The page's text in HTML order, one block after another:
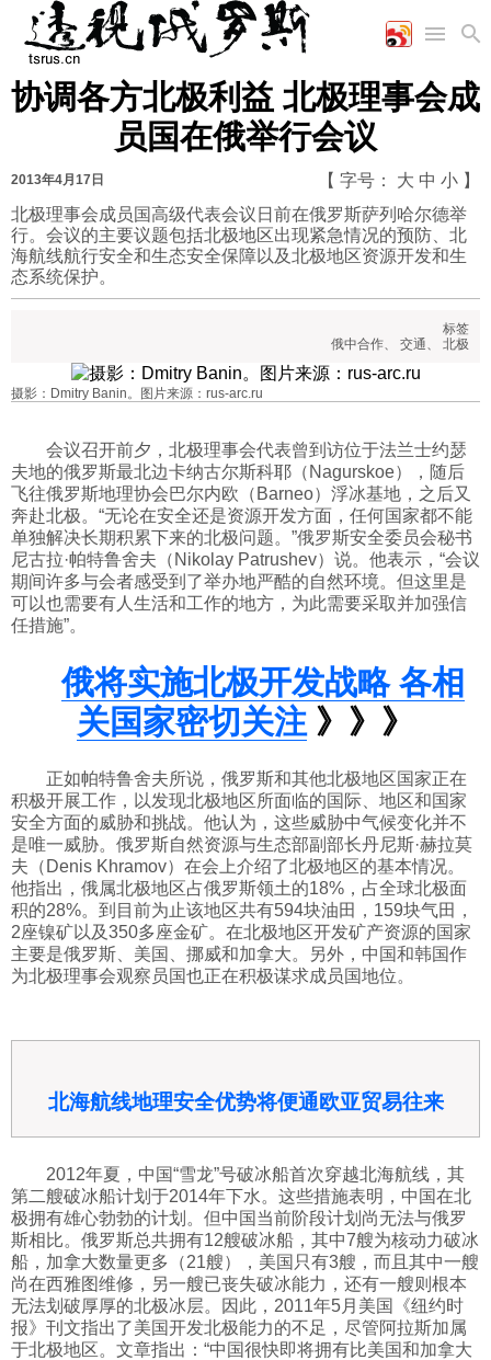
首页
国际
时政
陆军
军事合作
评论
经济
工业
能源
农业
科技
社会
美食
娱乐
体育
旅游
视听
高清图片
漫画
视频
图表
协调各方北极利益 北极理事会成
员国在俄举行会议
2013年4月17日 【 字号： 大 中 小 】
北极理事会成员国高级代表会议日前在俄罗斯萨列哈尔德举
行。会议的主要议题包括北极地区出现紧急情况的预防、北
海航线航行安全和生态安全保障以及北极地区资源开发和生
态系统保护。
标签
俄中合作、 交通、 北极
摄影：Dmitry Banin。图片来源：rus-arc.ru
会议召开前夕，北极理事会代表曾到访位于法兰士约瑟
夫地的俄罗斯最北边卡纳古尔斯科耶（Nagurskoe），随后
飞往俄罗斯地理协会巴尔内欧（Barneo）浮冰基地，之后又
奔赴北极。“无论在安全还是资源开发方面，任何国家都不能
单独解决长期积累下来的北极问题。”俄罗斯安全委员会秘书
尼古拉·帕特鲁舍夫（Nikolay Patrushev）说。他表示，“会议
期间许多与会者感受到了举办地严酷的自然环境。但这里是
可以也需要有人生活和工作的地方，为此需要采取并加强信
任措施”。
俄将实施北极开发战略 各相
关国家密切关注 》》》
正如帕特鲁舍夫所说，俄罗斯和其他北极地区国家正在
积极开展工作，以发现北极地区所面临的国际、地区和国家
安全方面的威胁和挑战。他认为，这些威胁中气候变化并不
是唯一威胁。俄罗斯自然资源与生态部副部长丹尼斯·赫拉莫
夫（Denis Khramov）在会上介绍了北极地区的基本情况。
他指出，俄属北极地区占俄罗斯领土的18%，占全球北极面
积的28%。到目前为止该地区共有594块油田，159块气田，
2座镍矿以及350多座金矿。在北极地区开发矿产资源的国家
主要是俄罗斯、美国、挪威和加拿大。另外，中国和韩国作
为北极理事会观察员国也正在积极谋求成员国地位。
北海航线地理安全优势将便通欧亚贸易往来
2012年夏，中国“雪龙”号破冰船首次穿越北海航线，其
第二艘破冰船计划于2014年下水。这些措施表明，中国在北
极拥有雄心勃勃的计划。但中国当前阶段计划尚无法与俄罗
斯相比。俄罗斯总共拥有12艘破冰船，其中7艘为核动力破冰
船，加拿大数量更多（21艘），美国只有3艘，而且其中一艘
尚在西雅图维修，另一艘已丧失破冰能力，还有一艘则根本
无法划破厚厚的北极冰层。因此，2011年5月美国《纽约时
报》刊文指出了美国开发北极能力的不足，尽管阿拉斯加属
于北极地区。文章指出：“中国很快即将拥有比美国和加拿大